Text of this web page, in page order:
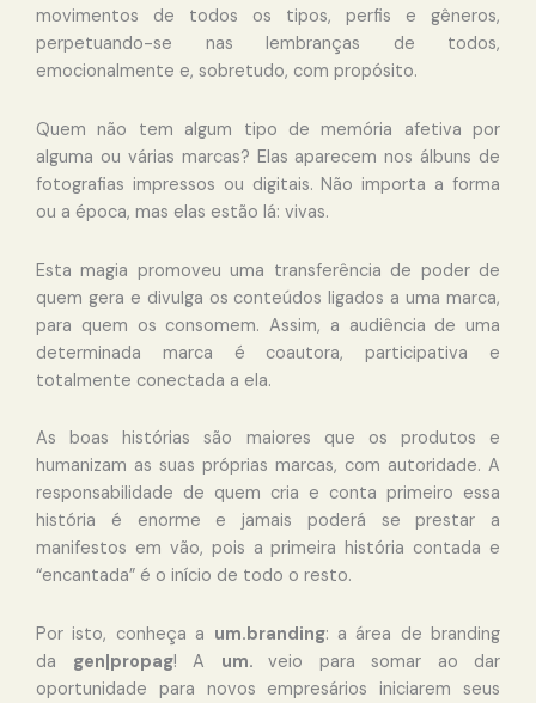
movimentos de todos os tipos, perfis e gêneros,
perpetuando-se nas lembranças de todos,
emocionalmente e, sobretudo, com propósito.
Quem não tem algum tipo de memória afetiva por
alguma ou várias marcas? Elas aparecem nos álbuns de
fotografias impressos ou digitais. Não importa a forma
ou a época, mas elas estão lá: vivas.
Esta magia promoveu uma transferência de poder de
quem gera e divulga os conteúdos ligados a uma marca,
para quem os consomem. Assim, a audiência de uma
determinada marca é coautora, participativa e
totalmente conectada a ela.
As boas histórias são maiores que os produtos e
humanizam as suas próprias marcas, com autoridade. A
responsabilidade de quem cria e conta primeiro essa
história é enorme e jamais poderá se prestar a
manifestos em vão, pois a primeira história contada e
“encantada” é o início de todo o resto.
Por isto, conheça a um.branding: a área de branding
da gen|propag! A um. veio para somar ao dar
oportunidade para novos empresários iniciarem seus